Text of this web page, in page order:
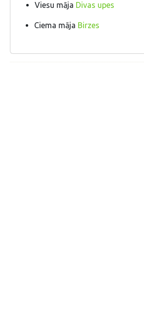
Viesu māja Divas upes
Ciema māja Birzes